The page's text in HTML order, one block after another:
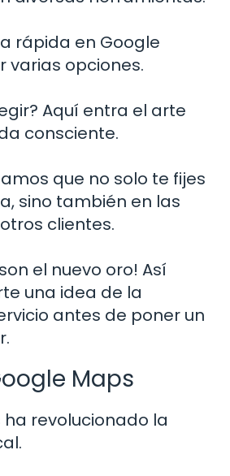
rápida en Google
varias opciones.
Aquí entra el arte
consciente.
que no solo te fijes
sino también en las
clientes.
el nuevo oro! Así
una idea de la
antes de poner un
Maps
revolucionado la